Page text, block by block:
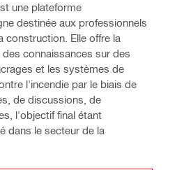
une plateforme
destinée aux professionnels
construction. Elle offre la
connaissances sur des
et les systèmes de
l'incendie par le biais de
de discussions, de
l'objectif final étant
dans le secteur de la